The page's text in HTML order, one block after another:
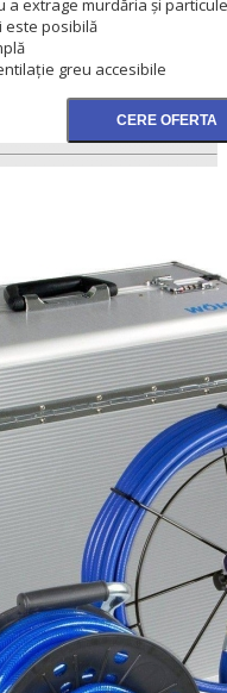
a extrage murdăria și
este posibilă
greu accesibile